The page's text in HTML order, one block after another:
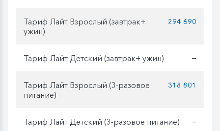
Тариф Лайт Взрослый (завтрак+
ужин)
294 690
Тариф Лайт Детский (завтрак+ ужин) —
Тариф Лайт Взрослый (3-разовое
питание)
318 801
Тариф Лайт Детский (3-разовое питание) —